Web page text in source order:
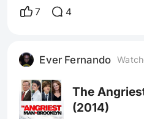
Dalí Hace algunos años,
promete una aventura
Dirigida por el cineasta
este largometraje de
7 4
Ever Fernando
The
(2014)